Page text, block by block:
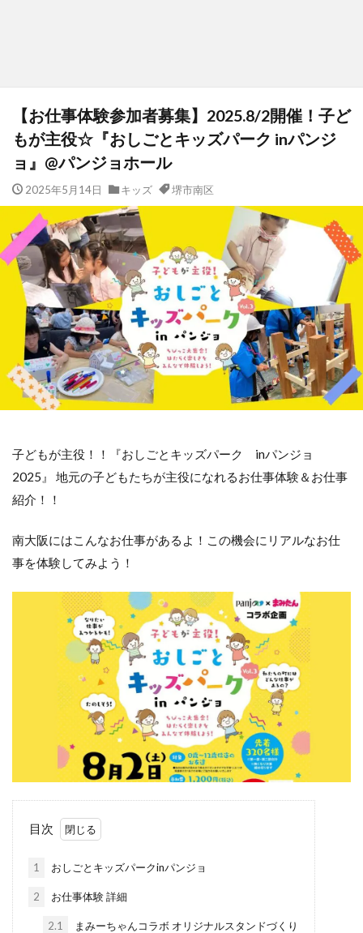
【お仕事体験参加者募集】2025.8/2開催！子ど
もが主役☆『おしごとキッズパーク inパンジ
ョ』@パンジョホール
2025年5月14日 キッズ 堺市南区
子どもが主役！！『おしごとキッズパーク inパンジョ
2025』 地元の子どもたちが主役になれるお仕事体験＆お仕事
紹介！！
南大阪にはこんなお仕事があるよ！この機会にリアルなお仕
事を体験してみよう！
目次
1 おしごとキッズパークinパンジョ
2 お仕事体験 詳細
2.1 まみーちゃんコラボ オリジナルスタンドづくり